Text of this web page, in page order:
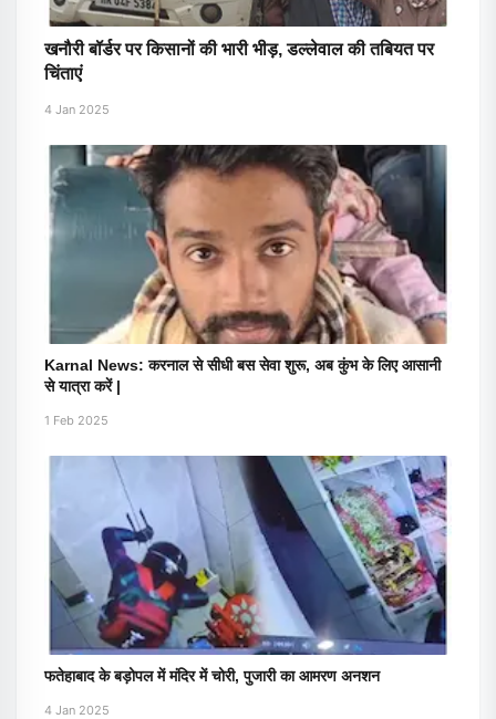
खनौरी बॉर्डर पर किसानों की भारी भीड़, डल्लेवाल की तबियत पर
चिंताएं
4 Jan 2025
Karnal News: करनाल से सीधी बस सेवा शुरू, अब कुंभ के लिए आसानी
से यात्रा करें |
1 Feb 2025
फतेहाबाद के बड़ोपल में मंदिर में चोरी, पुजारी का आमरण अनशन
4 Jan 2025